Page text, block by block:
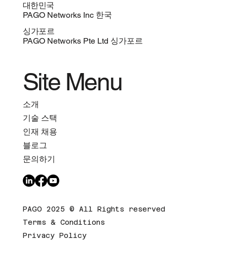
대한민국
PAGO Networks Inc 한국
싱가포르
PAGO Networks Pte Ltd 싱가포르
Site Menu
소개
기술 스택
블로그
인재 채용
문의하기
PAGO 2025 © All Rights reserved
Terms & Conditions
Privacy Policy